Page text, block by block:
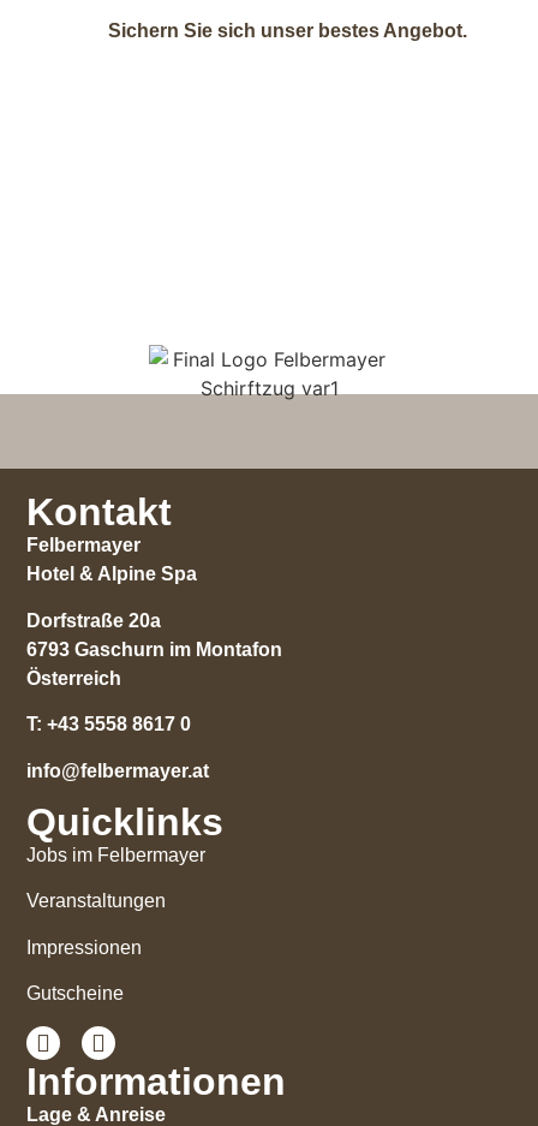
Sichern Sie sich unser bestes Angebot.
Kontakt
Felbermayer
Hotel & Alpine Spa
Dorfstraße 20a
6793 Gaschurn im Montafon
Österreich
T:+43 5558 8617 0
info@felbermayer.at
Quicklinks
Jobs im Felbermayer
Veranstaltungen
Impressionen
Gutscheine
Informationen
Lage & Anreise